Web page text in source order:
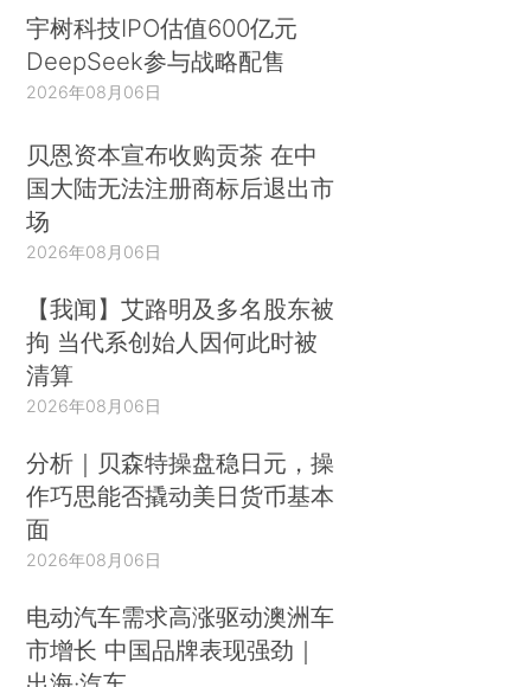
宇树科技IPO估值600亿元
DeepSeek参与战略配售
2026年08月06日
贝恩资本宣布收购贡茶 在中
国大陆无法注册商标后退出市
场
2026年08月06日
【我闻】艾路明及多名股东被
拘 当代系创始人因何此时被
清算
2026年08月06日
分析｜贝森特操盘稳日元，操
作巧思能否撬动美日货币基本
面
2026年08月06日
电动汽车需求高涨驱动澳洲车
市增长 中国品牌表现强劲｜